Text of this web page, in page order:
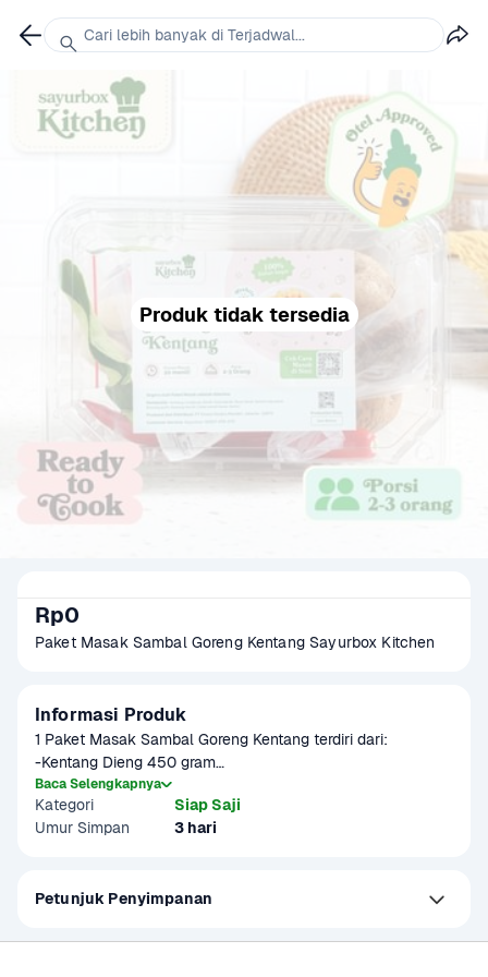
Produk tidak tersedia
Rp0
Paket Masak Sambal Goreng Kentang Sayurbox Kitchen
Informasi Produk
1 Paket Masak Sambal Goreng Kentang terdiri dari:
-Kentang Dieng 450 gram
-Kemiri Pecah 5 gram
-Bawang Putih 10 gram
-Bawang Merah 10 gram
-Sereh 15 gram
-Santan 65 ml
Baca Selengkapnya
Kategori
Siap Saji
Umur Simpan
3 hari
Petunjuk Penyimpanan
Cari lebih banyak di Terjadwal...